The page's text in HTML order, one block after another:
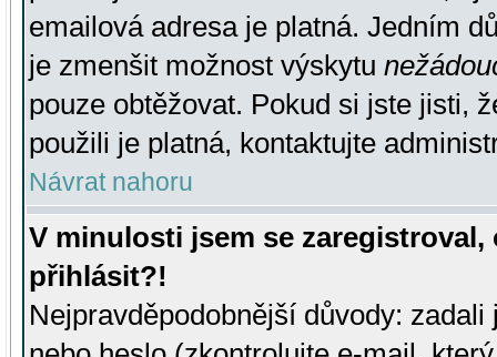
emailová adresa je platná. Jedním
je zmenšit možnost výskytu
pouze obtěžovat. Pokud si jste jisti,
použili je platná, kontaktujte
Návrat nahoru
V minulosti jsem se
přihlásit?!
Nejpravděpodobnější důvody: